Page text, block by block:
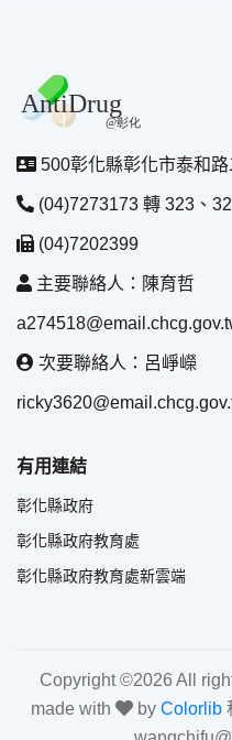
500彰化縣彰化市泰和
(04)7273173 轉 323、
(04)7202399
主要聯絡人：陳育哲
次要聯絡人：呂崢嶸
有用連結
彰化縣政府
彰化縣政府教育處
彰化縣政府教育處新雲端
Copyright ©2026 All
made with
by Colorlib